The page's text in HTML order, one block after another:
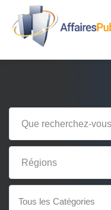
Tous les Catégories